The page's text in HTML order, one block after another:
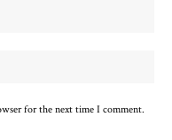
for the next time I comment.